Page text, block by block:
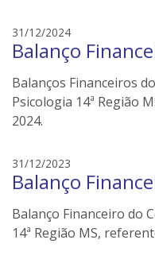
e
r
s
31/12/2024e
d
o
n
r
s
Balanço
Balanços Financeiros
Psicologia 14ª Região
2024.
31/12/2023
d
o
n
Balanço
Balanço Financeiro do
14ª Região MS,